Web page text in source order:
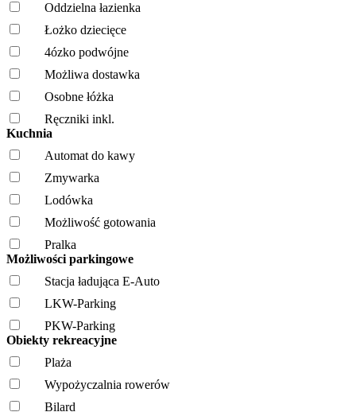
Oddzielna łazienka
Łożko dziecięce
4ózko podwójne
Możliwa dostawka
Osobne łóżka
Ręczniki inkl.
Kuchnia
Automat do kawy
Zmywarka
Lodówka
Możliwość gotowania
Pralka
Możliwości parkingowe
Stacja ładująca E-Auto
LKW-Parking
PKW-Parking
Obiekty rekreacyjne
Plaża
Wypożyczalnia rowerów
Bilard